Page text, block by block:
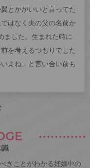
とかがいいと言ってた
はなく夫の父の名前か
ました。生まれた時に
を考えるつもりでした
よね」と言い合い前も
識
きことがわかる妊娠中の